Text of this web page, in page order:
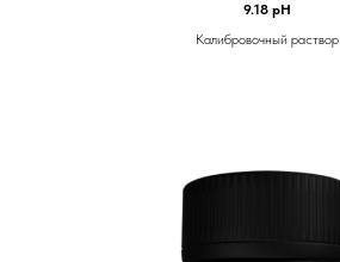
9.18 pH
Калибровочный раствор